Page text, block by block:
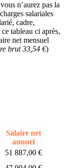
n’aurez pas la
salariales
cadre,
tableau ci après,
net mensuel
brut 33,54 €)
Salaire net
annuel
51 887,00 €